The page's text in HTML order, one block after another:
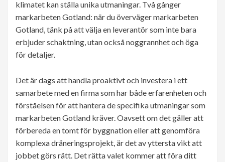
klimatet kan ställa unika utmaningar. Två gånger
markarbeten Gotland: när du överväger markarbeten
Gotland, tänk på att välja en leverantör som inte bara
erbjuder schaktning, utan också noggrannhet och öga
för detaljer.
Det är dags att handla proaktivt och investera i ett
samarbete med en firma som har både erfarenheten och
förståelsen för att hantera de specifika utmaningar som
markarbeten Gotland kräver. Oavsett om det gäller att
förbereda en tomt för byggnation eller att genomföra
komplexa dräneringsprojekt, är det av yttersta vikt att
jobbet görs rätt. Det rätta valet kommer att föra ditt